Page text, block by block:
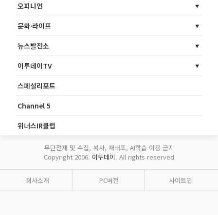
오피니언
문화·라이프
뉴스발전소
이투데이TV
스페셜리포트
Channel 5
위너스IR클럽
무단전재 및 수집, 복사, 재배포, AI학습 이용 금지
Copyright 2006. 이투데이. All rights reserved
회사소개 PC버전 사이트맵